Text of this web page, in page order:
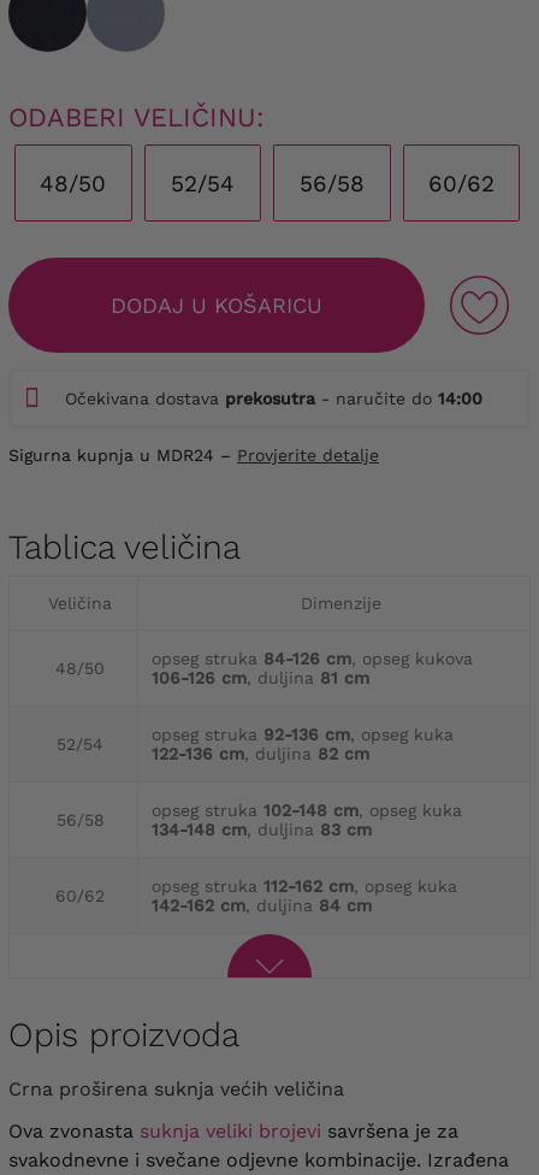
ODABERI VELIČINU:
48/50 52/54 56/58 60/62
DODAJ U KOŠARICU
Očekivana dostava prekosutra - naručite do 14:00
Sigurna kupnja u MDR24 – Provjerite detalje
Tablica veličina
Veličina Dimenzije
48/50 opseg struka 84-126 cm, opseg kukova
106-126 cm, duljina 81 cm
52/54 opseg struka 92-136 cm, opseg kuka
122-136 cm, duljina 82 cm
56/58 opseg struka 102-148 cm, opseg kuka
134-148 cm, duljina 83 cm
60/62 opseg struka 112-162 cm, opseg kuka
142-162 cm, duljina 84 cm
Opis proizvoda
Crna proširena suknja većih veličina
Ova zvonasta suknja veliki brojevi savršena je za
svakodnevne i svečane odjevne kombinacije. Izrađena